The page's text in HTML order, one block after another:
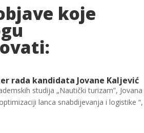
koje
rada kandidata Jovane Kaljević
studija „Nautički turizam”,
lanca snabdijevanja i